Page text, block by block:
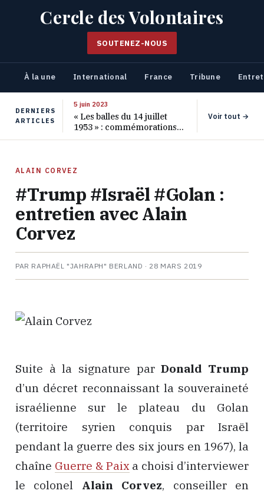
Cercle des Volontaires
SOUTENEZ-NOUS
À la une International France Tribune
DERNIERS
ARTICLES
5 juin 2023
« Les balles du 14 juillet
1953 » : commémorations
pour les 70 ans de ce
Voir tout →
ALAIN CORVEZ
#Trump #Israël #Golan :
entretien avec Alain
Corvez
PAR RAPHAËL "JAHRAPH" BERLAND · 28 MARS 2019
Suite à la signature parDonald Trump
d’un décret reconnaissant la souveraineté
israélienne sur le plateau du Golan
(territoire syrien conquis par Israël
pendant la guerre des six jours en 1967), la
chaîne Guerre & Paix a choisi d’interviewer
le colonel Alain Corvez, conseiller en